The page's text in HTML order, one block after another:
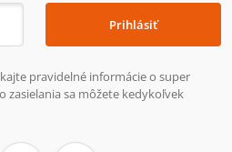
Prihlásiť
pravidelné informácie o super
zasielania sa môžete kedykoľvek